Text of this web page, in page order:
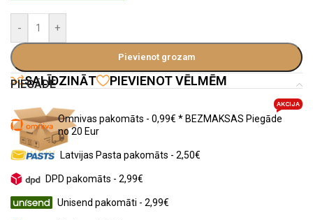
- +
Pievienot grozam
SALĪDZINĀT PIEVIENOT VĒLMĒM
PIEGĀDE
Omnivas pakomāts - 0,99€ * BEZMAKSAS Piegāde
no 20 Eur
AKCIJA
Latvijas Pasta pakomāts - 2,50€
DPD pakomāts - 2,99€
Unisend pakomāti - 2,99€